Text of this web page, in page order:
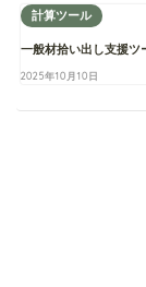
計算ツール
一般材拾い出し支援ツ
2025年10月10日